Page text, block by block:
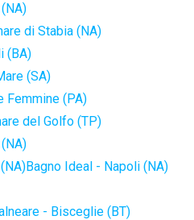
di Stabia (NA)
(BA)
(SA)
Femmine (PA)
del Golfo (TP)
Bagno Ideal - Napoli (NA)
- Bisceglie (BT)